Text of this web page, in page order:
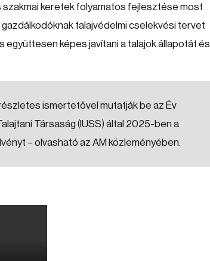
szakmai keretek folyamatos fejlesztése most
talajvédelmi cselekvési tervet
együttesen képes javítani a talajok állapotát és
ismertetővel mutatják be az Év
Társaság (IUSS) által 2025-ben a
– olvasható az AM közleményében.